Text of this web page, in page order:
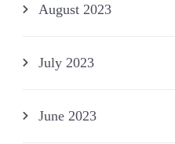
August 2023
July 2023
June 2023